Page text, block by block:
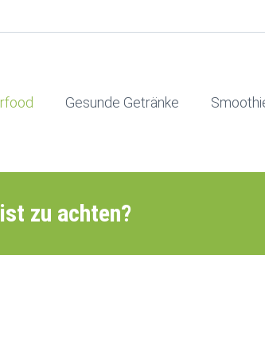
Gesunde Getränke
zu achten?